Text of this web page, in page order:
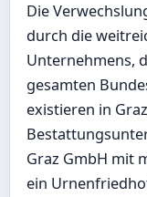
Die
durch die
Unternehmens,
gesamten
existieren in
Graz GmbH mit
ein